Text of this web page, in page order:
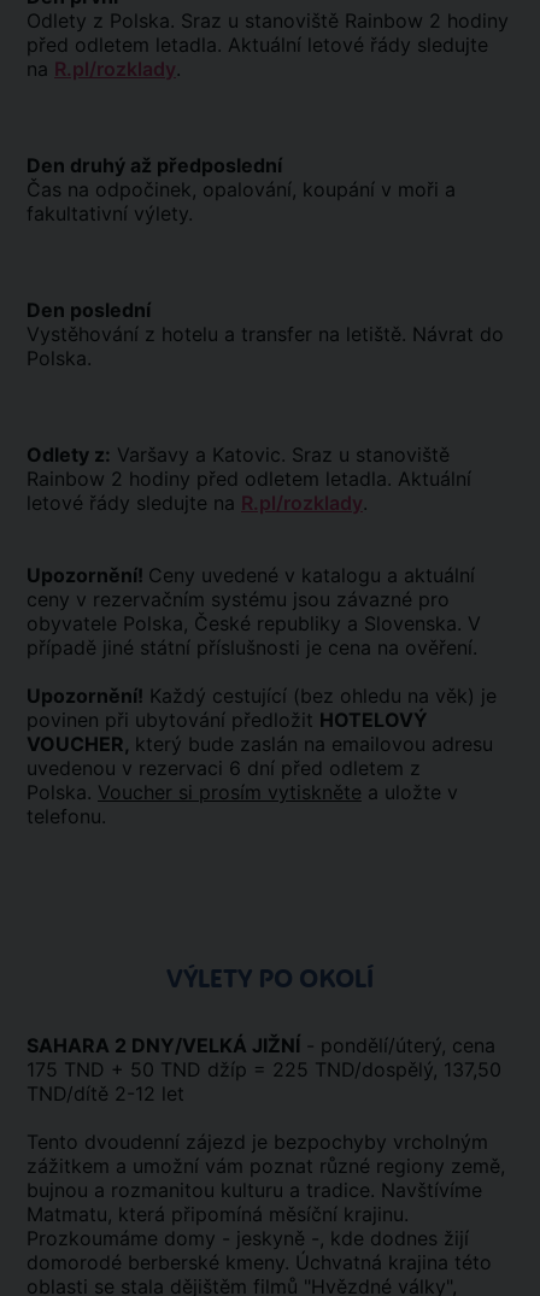
Odlety z Polska. Sraz u stanoviště Rainbow 2 hodiny
před odletem letadla. Aktuální letové řády sledujte
na R.pl/rozklady.
Den druhý až předposlední
Čas na odpočinek, opalování, koupání v moři a
fakultativní výlety.
Den poslední
Vystěhování z hotelu a transfer na letiště. Návrat do
Polska.
Odlety z: Varšavy a Katovic. Sraz u stanoviště
Rainbow 2 hodiny před odletem letadla. Aktuální
letové řády sledujte na R.pl/rozklady.
Upozornění! Ceny uvedené v katalogu a aktuální
ceny v rezervačním systému jsou závazné pro
obyvatele Polska, České republiky a Slovenska. V
případě jiné státní příslušnosti je cena na ověření.
Upozornění! Každý cestující (bez ohledu na věk) je
povinen při ubytování předložit HOTELOVÝ
VOUCHER, který bude zaslán na emailovou adresu
uvedenou v rezervaci 6 dní před odletem z
Polska. Voucher si prosím vytiskněte a uložte v
telefonu.
VÝLETY PO OKOLÍ
SAHARA 2 DNY/VELKÁ JIŽNÍ - pondělí/úterý, cena
175 TND + 50 TND džíp = 225 TND/dospělý, 137,50
TND/dítě 2-12 let
Tento dvoudenní zájezd je bezpochyby vrcholným
zážitkem a umožní vám poznat různé regiony země,
bujnou a rozmanitou kulturu a tradice. Navštívíme
Matmatu, která připomíná měsíční krajinu.
Prozkoumáme domy - jeskyně -, kde dodnes žijí
domorodé berberské kmeny. Úchvatná krajina této
oblasti se stala dějištěm filmů "Hvězdné války",